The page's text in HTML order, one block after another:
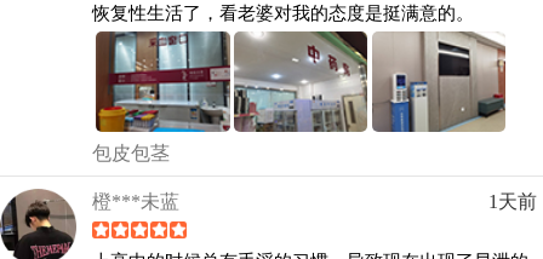
恢复性生活了，看老婆对我的态度是挺满意的。
包皮包茎
橙***未蓝 1天前